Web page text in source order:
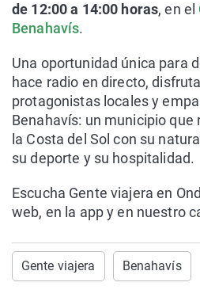
de 12:00 a 14:00 horas, en el
Benahavís.
Una oportunidad única para
hace radio en directo,
protagonistas locales y
Benahavís: un municipio que
la Costa del Sol con su
su deporte y su hospitalidad.
Escucha Gente viajera en
web, en la app y en nuestro
Gente viajera Benahavís